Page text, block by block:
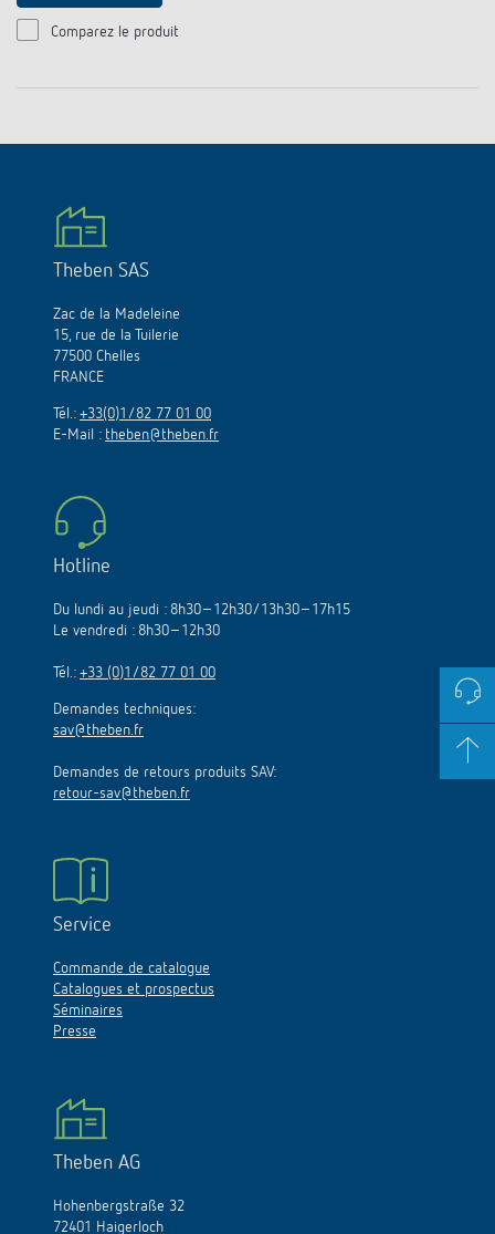
Comparez le produit
Theben SAS
Zac de la Madeleine
15, rue de la Tuilerie
77500 Chelles
FRANCE
Tél.: +33(0)1/82 77 01 00
E-Mail : theben@theben.fr
Hotline
Du lundi au jeudi : 8h30–12h30/13h30–17h15
Le vendredi : 8h30–12h30
Tél.: +33 (0)1/82 77 01 00
Demandes techniques:
sav@theben.fr
Demandes de retours produits SAV:
retour-sav@theben.fr
Service
Commande de catalogue
Catalogues et prospectus
Séminaires
Presse
Theben AG
Hohenbergstraße 32
72401 Haigerloch